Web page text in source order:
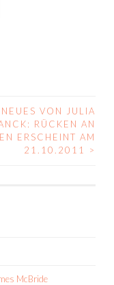
NEUES VON JULIA
RÜCKEN AN
ERSCHEINT AM
21.10.2011
>
McBride